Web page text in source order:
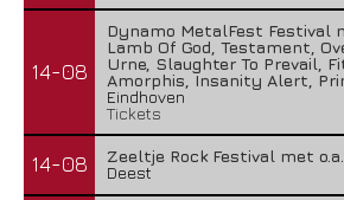
14-08
Dynamo MetalFest Festival
Lamb Of God, Testament,
Urne, Slaughter To Prevail,
Amorphis, Insanity Alert,
Eindhoven
Tickets
14-08
Zeeltje Rock Festival met
Deest